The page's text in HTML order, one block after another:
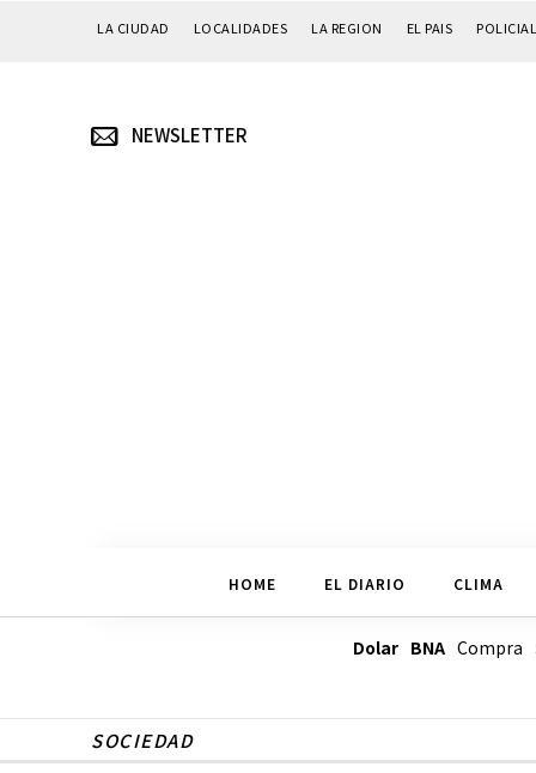
LA CIUDAD LOCALIDADES LA REGION EL PAIS
NEWSLETTER
HOME EL DIARIO CLIMA
Dolar BNACompra
SOCIEDAD